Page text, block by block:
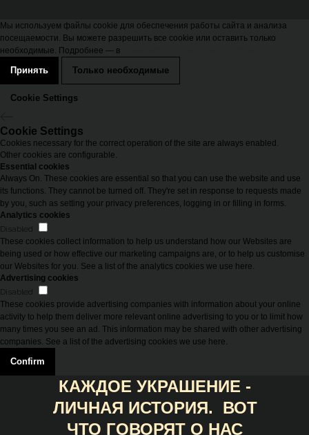
Мы используем файлы cookie для обеспечения работы сайта и анализа
посещаемости. Вы можете разрешить все cookie или оставить только
необходимые. Подробнее — в
Принять Только необходимые
Cookie Settings
Cookie Settings
Cookies necessary for the correct operation of the site are always enabled.
Other cookies are configurable.
Essential cookies
Always On. These cookies are essential so that you can use the website and use
its functions. They cannot be turned off. They're set in response to requests made
by you, such as setting your privacy preferences, logging in or filling in forms.
Analytics cookies
Disabled
These cookies collect information to help us understand how our Websites are
being used or how effective our marketing campaigns are, or to help us customise
our Websites for you. See a list of the analytics cookies we use here.
Advertising cookies
Disabled
These cookies provide advertising companies with information about your online
activity to help them deliver more relevant online advertising to you or to limit how
many times you see an ad. This information may be shared with other advertising
companies. See a list of the advertising cookies we use here.
Confirm
КАЖДОЕ УКРАШЕНИЕ -
ЛИЧНАЯ ИСТОРИЯ. ВОТ
ЧТО ГОВОРЯТ О НАС